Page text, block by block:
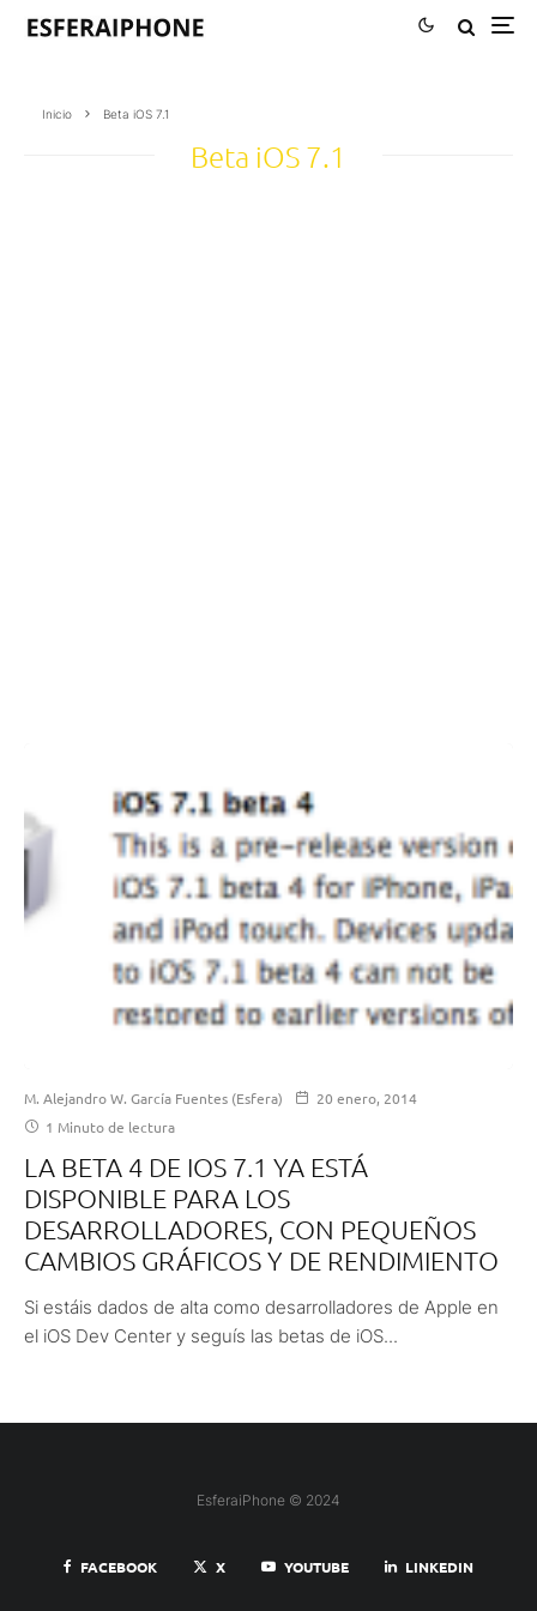
Inicio Beta iOS 7.1
Beta iOS 7.1
M. Alejandro W. García Fuentes (Esfera)
20 enero, 2014
1 Minuto de lectura
LA BETA 4 DE IOS 7.1 YA ESTÁ
DISPONIBLE PARA LOS
DESARROLLADORES, CON PEQUEÑOS
CAMBIOS GRÁFICOS Y DE RENDIMIENTO
Si estáis dados de alta como desarrolladores de Apple en
el iOS Dev Center y seguís las betas de iOS...
EsferaiPhone © 2024
FACEBOOK X YOUTUBE LINKEDIN